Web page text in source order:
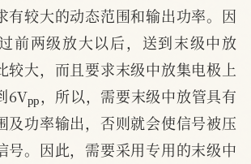
有较大的动态范围和输出功率。因
前两级放大以后，送到末级中放
较大，而且要求末级中放集电极上
6Vpp，所以，需要末级中放管具有
及功率输出，否则就会使信号被压
号。因此，需要采用专用的末级中